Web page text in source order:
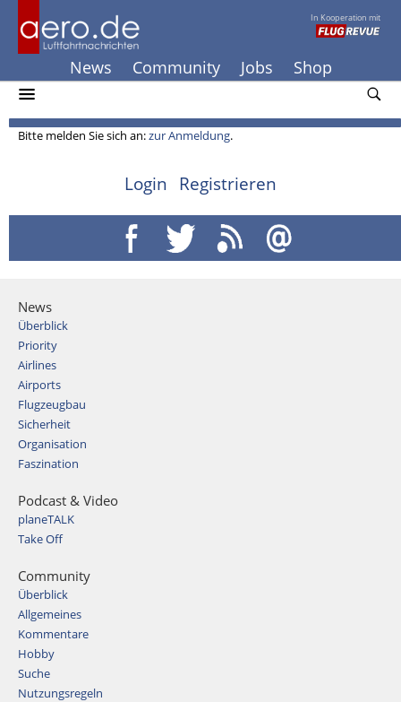
In Kooperation mit
News Community Jobs Shop
Bitte melden Sie sich an:zur Anmeldung.
Login Registrieren
News
Überblick
Priority
Airlines
Airports
Flugzeugbau
Sicherheit
Organisation
Faszination
Podcast & Video
planeTALK
Take Off
Community
Überblick
Allgemeines
Kommentare
Hobby
Suche
Nutzungsregeln